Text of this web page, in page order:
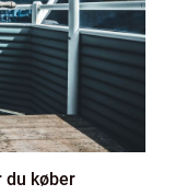
du køber